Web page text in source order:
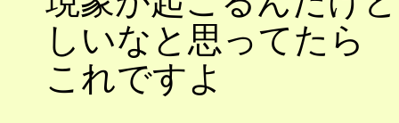
しいなと思ってたら
これですよ